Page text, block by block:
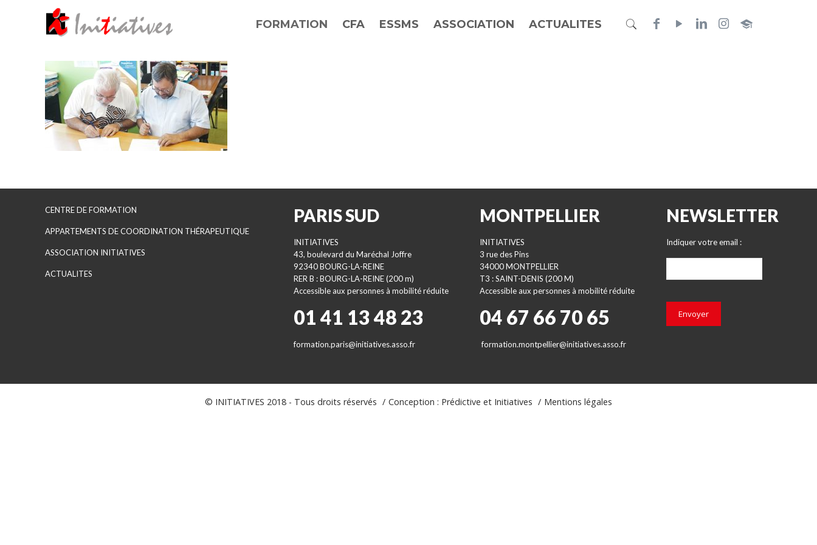
FORMATION CFA ESSMS ASSOCIATION ACTUALITES
CENTRE DE FORMATION
APPARTEMENTS DE COORDINATION THÉRAPEUTIQUE
ASSOCIATION INITIATIVES
ACTUALITES
PARIS SUD
INITIATIVES
43, boulevard du Maréchal Joffre
92340 BOURG-LA-REINE
RER B : BOURG-LA-REINE (200 m)
Accessible aux personnes à mobilité réduite
01 41 13 48 23
formation.paris@initiatives.asso.fr
MONTPELLIER
INITIATIVES
3 rue des Pins
34000 MONTPELLIER
T3 : SAINT-DENIS (200 M)
Accessible aux personnes à mobilité réduite
04 67 66 70 65
formation.montpellier@initiatives.asso.fr
NEWSLETTER
Indiquer votre email :
Envoyer
© INITIATIVES 2018 - Tous droits réservés Conception : Prédictive et Initiatives Mentions légales